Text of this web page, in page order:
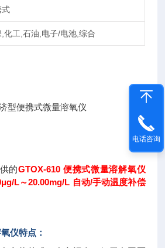
式
,化工,石油,电子/电池,综合
的GTOX-610 便携式微量溶解氧仪
L～20.00mg/L 自动/手动温度补偿
仪特点：
电话咨询